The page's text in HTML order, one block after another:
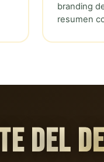
branding
resumen
DEL